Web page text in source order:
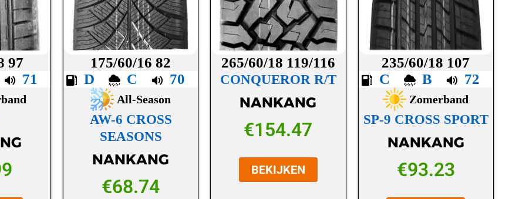
97
71
175/60/16 82
D
C 70
All-Season
AW-6 CROSS
SEASONS
NANKANG
€68.74
265/60/18 119/116
CONQUEROR R/T
NANKANG
€154.47
BEKIJKEN
235/60/18 107
C
B 72
Zomerband
SP-9 CROSS SPORT
NANKANG
€93.23